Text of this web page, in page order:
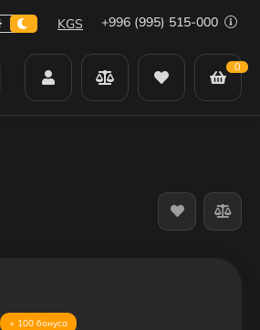
KGS +996 (995) 515-000
0
+ 100 бонуса